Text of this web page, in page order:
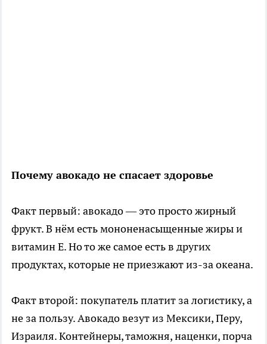
Почему авокадо не спасает здоровье
Факт первый: авокадо — это просто жирный
фрукт. В нём есть мононенасыщенные жиры и
витамин Е. Но то же самое есть в других
продуктах, которые не приезжают из-за океана.
Факт второй: покупатель платит за логистику, а
не за пользу. Авокадо везут из Мексики, Перу,
Израиля. Контейнеры, таможня, наценки, порча